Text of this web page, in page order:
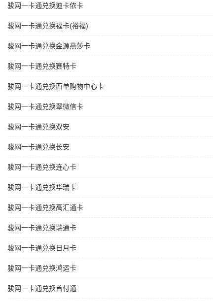
骏网一卡通兑换迪卡侬卡
骏网一卡通兑换福卡(裕福)
骏网一卡通兑换金源燕莎卡
骏网一卡通兑换赛特卡
骏网一卡通兑换西单购物中心卡
骏网一卡通兑换翠微信卡
骏网一卡通兑换双安
骏网一卡通兑换长安
骏网一卡通兑换连心卡
骏网一卡通兑换华瑞卡
骏网一卡通兑换高汇通卡
骏网一卡通兑换瑞通卡
骏网一卡通兑换日月卡
骏网一卡通兑换鸿运卡
骏网一卡通兑换首付通